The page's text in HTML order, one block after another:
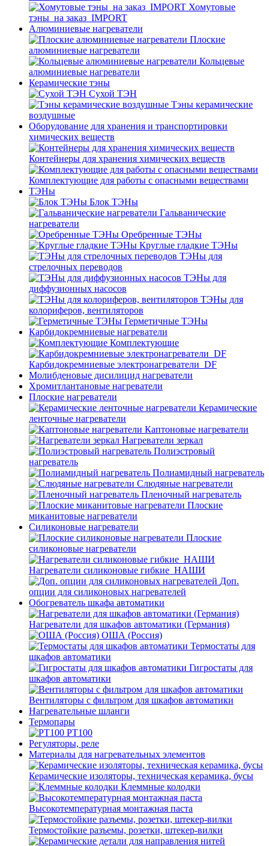
Хомутовые
тэны_на заказ_IMPORT
Алюминиевые нагреватели
Плоские
алюминиевые нагреватели
Кольцевые
алюминиевые нагреватели
Керамические тэны
Сухой ТЭН
Тэны керамические
воздушные
Оборудование для хранения и транспортировки
химических веществ
Контейнеры для хранения химических веществ
Комплектующие для работы с опасными веществами
ТЭНы
Блок ТЭНы
Гальванические
нагреватели
Оребренные ТЭНы
Круглые гладкие ТЭНы
ТЭНы для
стрелочных переводов
ТЭНы для
диффузионных насосов
ТЭНы для
колориферов, вентиляторов
Герметичные ТЭНы
Карбидокремниевые нагреватели
Комплектующие
Карбидокремниевые электронагреватели_DF
Молибденовые дисилицид нагреватели
Хромитлантановые нагреватели
Плоские нагреватели
Керамические
ленточные нагреватели
Каптоновые нагреватели
Нагреватели зеркал
Полиэстровый
нагреватель
Полиамидный нагреватель
Слюдяные нагреватели
Пленочный нагреватель
Плоские
миканитовые нагреватели
Силиконовые нагреватели
Плоские
силиконовые нагреватели
Нагреватели силиконовые гибкие_НАШИ
Доп.
опции для силиконовых нагревателей
Обогреватель шкафа автоматики
Нагреватели для шкафов автоматики (Германия)
ОША (Россия)
Термостаты для
шкафов автоматики
Гигростаты для
шкафов автоматики
Вентиляторы с фильтром для шкафов автоматики
Нагревательные шланги
Термопары
PT100
Регуляторы, реле
Материалы для нагревательных элементов
Керамические изоляторы, техническая керамика, бусы
Клеммные колодки
Высокотемпературная монтажная паста
Термостойкие разъемы, розетки, штекер-вилки